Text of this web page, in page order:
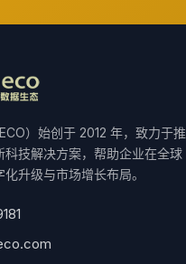
）始创于 2012 年，致力于推
科技解决方案，帮助企业在全球
升级与市场增长布局。